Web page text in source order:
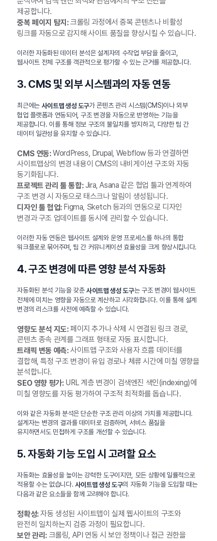
제공합니다.
중복 페이지 탐지:크롤링 과정에서 중복 콘텐츠나 비활성
링크를 자동으로 감지해 사이트 품질을 향상시킬 수 있습니다.
이러한 자동화된 데이터 분석은 설계자의 수작업 부담을 줄이고,
웹사이트 전체 구조를 객관적으로 평가할 수 있는 근거를 제공합니다.
3. CMS 및 외부 시스템과의 자동 연동
최근에는 사이트맵 생성 도구가 콘텐츠 관리 시스템(CMS)이나 외부
협업 플랫폼과 연동되어, 구조 변경을 자동으로 반영하는 기능을
제공합니다. 이를 통해 정보 구조의 불일치를 방지하고, 다양한 팀 간
데이터 일관성을 유지할 수 있습니다.
CMS 연동:WordPress, Drupal, Webflow 등과 연결하면
사이트맵상의 변경 내용이 CMS의 내비게이션 구조와 자동
동기화됩니다.
프로젝트 관리 툴 통합:Jira, Asana 같은 협업 툴과 연계하여
구조 변경 시 자동으로 태스크나 알림이 생성됩니다.
디자인 툴 협업:Figma, Sketch 등과의 연동으로 디자인
변경과 구조 업데이트를 동시에 관리할 수 있습니다.
이러한 자동 연동은 웹사이트 설계와 운영 프로세스를 하나의 통합
워크플로로 묶어주며, 팀 간 커뮤니케이션 효율성을 크게 향상시킵니다.
4. 구조 변경에 따른 영향 분석 자동화
자동화된 분석 기능을 갖춘사이트맵 생성 도구는 구조 변경이 웹사이트
전체에 미치는 영향을 자동으로 계산하고 시각화합니다. 이를 통해 설계
변경의 리스크를 사전에 예측할 수 있습니다.
영향도 분석 지도:페이지 추가나 삭제 시 연결된 링크 경로,
콘텐츠 종속 관계를 그래프 형태로 자동 표시합니다.
트래픽 변동 예측:사이트맵 구조와 사용자 흐름 데이터를
결합해, 특정 구조 변경이 유입 경로나 체류 시간에 미칠 영향을
분석합니다.
SEO 영향 평가:URL 계층 변경이 검색엔진 색인(indexing)에
미칠 영향도를 자동 평가하여 구조적 최적화를 돕습니다.
이와 같은 자동화 분석은 단순한 구조 관리 이상의 가치를 제공합니다.
설계자는 변경의 결과를 데이터로 검증하며, 서비스 품질을
유지하면서도 민첩하게 구조를 개선할 수 있습니다.
5. 자동화 기능 도입 시 고려할 요소
자동화는 효율성을 높이는 강력한 도구이지만, 모든 상황에 일률적으로
적용할 수는 없습니다. 사이트맵 생성 도구의 자동화 기능을 도입할 때는
다음과 같은 요소들을 함께 고려해야 합니다.
정확성:자동 생성된 사이트맵이 실제 웹사이트의 구조와
완전히 일치하는지 검증 과정이 필요합니다.
보안 관리:크롤링, API 연동 시 보안 정책이나 접근 권한을